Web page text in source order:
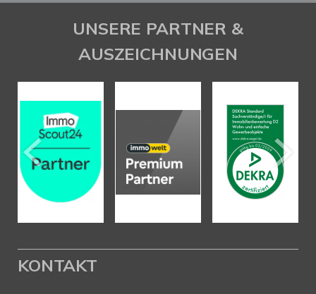
UNSERE PARTNER &
AUSZEICHNUNGEN
KONTAKT